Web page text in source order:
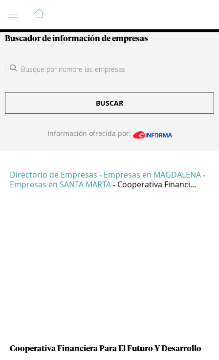
Guía de Empresas Colombianas
Buscador de información de empresas
BUSCAR
Información ofrecida por:
Directorio de Empresas - Empresas en MAGDALENA -
Empresas en SANTA MARTA - Cooperativa Financi...
Cooperativa Financiera Para El Futuro Y Desarrollo